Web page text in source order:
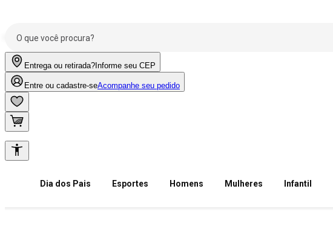
Entrega ou retirada? Informe seu CEP
Entre ou cadastre-seAcompanhe seu pedido
Dia dos Pais Esportes Homens Mulheres Infantil